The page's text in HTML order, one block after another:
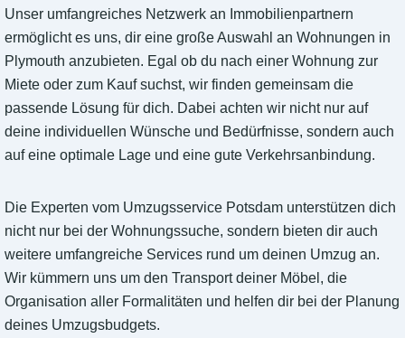
Unser umfangreiches Netzwerk an Immobilienpartnern
ermöglicht es uns, dir eine große Auswahl an Wohnungen in
Plymouth anzubieten. Egal ob du nach einer Wohnung zur
Miete oder zum Kauf suchst, wir finden gemeinsam die
passende Lösung für dich. Dabei achten wir nicht nur auf
deine individuellen Wünsche und Bedürfnisse, sondern auch
auf eine optimale Lage und eine gute Verkehrsanbindung.
Die Experten vom Umzugsservice Potsdam unterstützen dich
nicht nur bei der Wohnungssuche, sondern bieten dir auch
weitere umfangreiche Services rund um deinen Umzug an.
Wir kümmern uns um den Transport deiner Möbel, die
Organisation aller Formalitäten und helfen dir bei der Planung
deines Umzugsbudgets.